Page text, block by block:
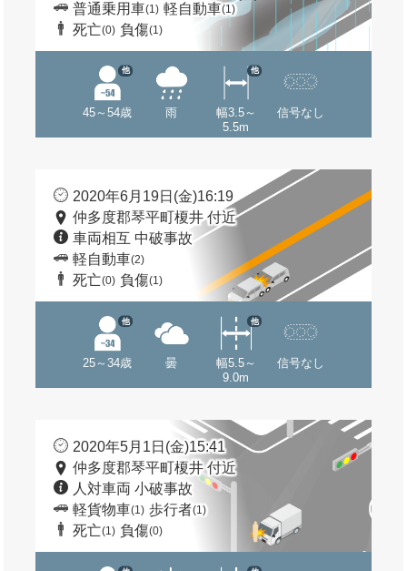
普通乗用車(1) 軽自動車(1)
死亡(0) 負傷(1)
45～54歳
他
雨
幅3.5～
5.5m
他
信号なし
2020年6月19日(金)16:19
仲多度郡琴平町榎井 付近
車両相互 中破事故
軽自動車(2)
死亡(0) 負傷(1)
25～34歳
他
曇
幅5.5～
9.0m
他
信号なし
2020年5月1日(金)15:41
仲多度郡琴平町榎井 付近
人対車両 小破事故
軽貨物車(1) 歩行者(1)
死亡(1) 負傷(0)